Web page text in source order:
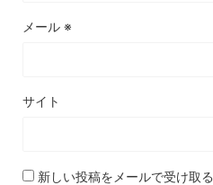
メール ※
サイト
新しい投稿をメールで受け取る